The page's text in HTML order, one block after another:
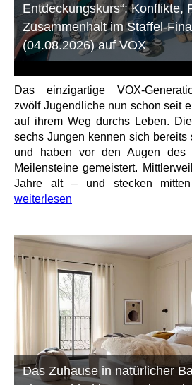
Entdeckungskurs“: Konflikte,
Zusammenhalt im Staffel-
(04.08.2026) auf VOX
Das einzigartige VOX-
zwölf Jugendliche nun schon seit
auf ihrem Weg durchs Leben.
sechs Jungen kennen sich bereits
und haben vor den Augen des
Meilensteine gemeistert.
Jahre alt – und stecken
weiterlesen
Das Zuhause in natürlicher